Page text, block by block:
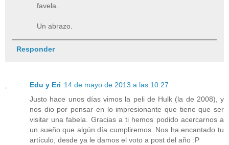
favela.
Un abrazo.
Responder
Edu y Eri 14 de mayo de 2013 a las 10:27
Justo hace unos días vimos la peli de Hulk (la de 2008), y
nos dio por pensar en lo impresionante que tiene que ser
visitar una fabela. Gracias a ti hemos podido acercarnos a
un sueño que algún día cumpliremos. Nos ha encantado tu
artículo, desde ya le damos el voto a post del año :P